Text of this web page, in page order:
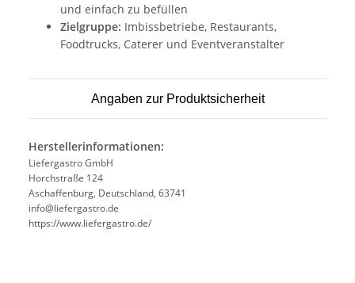
und einfach zu befüllen
Zielgruppe: Imbissbetriebe, Restaurants,
Foodtrucks, Caterer und Eventveranstalter
Angaben zur Produktsicherheit
Herstellerinformationen:
Liefergastro GmbH
Horchstraße 124
Aschaffenburg, Deutschland, 63741
info@liefergastro.de
https://www.liefergastro.de/